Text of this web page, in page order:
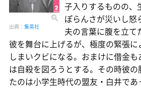
出典： 集英社
子入りするものの、
ぽらんさが災いし怒
夫の言葉に腹を立て
彼を舞台に上げるが、極度の緊張
しまいクビになる。おまけに借金
は自殺を図ろうとする。その時彼
たのは小学生時代の盟友・白井であ